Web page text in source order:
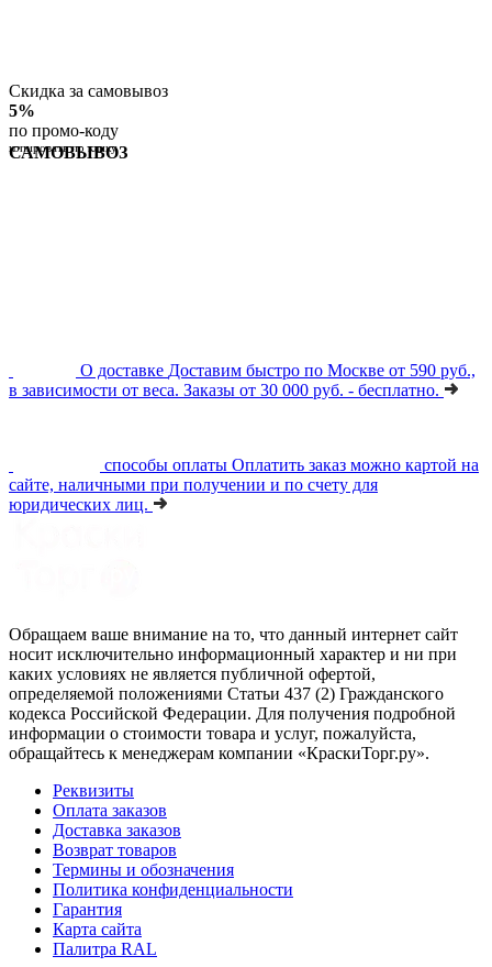
Скидка за самовывоз
5%
по промо-коду
копировать по клику
САМОВЫВОЗ
О доставке Доставим быстро по Москве от 590 руб.,
в зависимости от веса. Заказы от 30 000 руб. - бесплатно.
способы оплаты Оплатить заказ можно картой на
сайте, наличными при получении и по счету для
юридических лиц.
Обращаем ваше внимание на то, что данный интернет сайт
носит исключительно информационный характер и ни при
каких условиях не является публичной офертой,
определяемой положениями Статьи 437 (2) Гражданского
кодекса Российской Федерации. Для получения подробной
информации о стоимости товара и услуг, пожалуйста,
обращайтесь к менеджерам компании «КраскиТорг.ру».
Реквизиты
Оплата заказов
Доставка заказов
Возврат товаров
Термины и обозначения
Политика конфиденциальности
Гарантия
Карта сайта
Палитра RAL